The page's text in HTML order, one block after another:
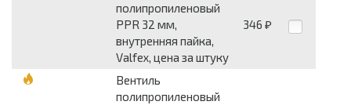
полипропиленовый
PPR 32 мм,
внутренняя пайка,
Valfex, цена за штуку
346 ₽
Вентиль
полипропиленовый